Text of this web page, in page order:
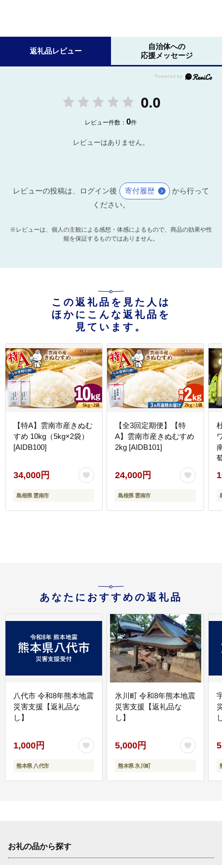
返礼品レビュー
自治体への
応援メッセージ
0.0
レビュー件数：0件
レビューはありません。
レビューの投稿は、ログイン後 寄付履歴
から行って
ください。
※レビューは、個人の主観による感想・体感によるもので、商品の効果や性
能を保証するものではありません。
この返礼品を見た人は
ほかにこんな返礼品を
見ています。
【特A】雲南市産きぬむ
すめ 10kg（5kg×2袋）
[AIDB100]
34,000円
島根県 雲南市
【全3回定期便】【特
A】雲南市産きぬむすめ
2kg [AIDB101]
24,000円
島根県 雲南市
あなたにおすすめの返礼品
八代市 令和8年熊本地震
災害支援【返礼品な
し】
1,000円
熊本県 八代市
氷川町 令和8年熊本地震
災害支援【返礼品な
し】
5,000円
熊本県 氷川町
お礼の品から探す